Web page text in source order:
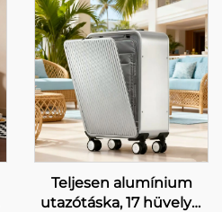
360°-os forgó kerekek,
kemény alumínium
bőrönd, kézi
csomagként szállítható
Teljesen alumínium
utazótáska, 17 hüvelyk,